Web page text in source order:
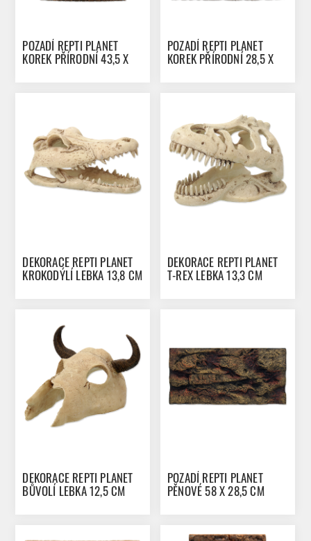
POZADÍ REPTI PLANET
KOREK PŘÍRODNÍ 43,5 X
POZADÍ REPTI PLANET
KOREK PŘÍRODNÍ 28,5 X
DEKORACE REPTI PLANET
KROKODÝLÍ LEBKA 13,8 CM
DEKORACE REPTI PLANET
T-REX LEBKA 13,3 CM
DEKORACE REPTI PLANET
BŮVOLÍ LEBKA 12,5 CM
POZADÍ REPTI PLANET
PĚNOVÉ 58 X 28,5 CM